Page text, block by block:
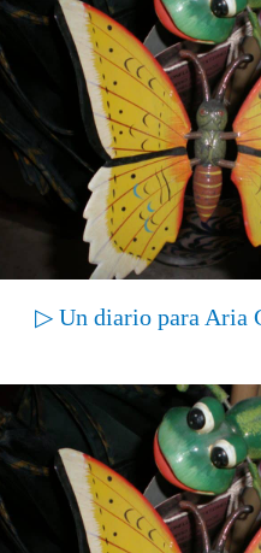
▷ Un diario para